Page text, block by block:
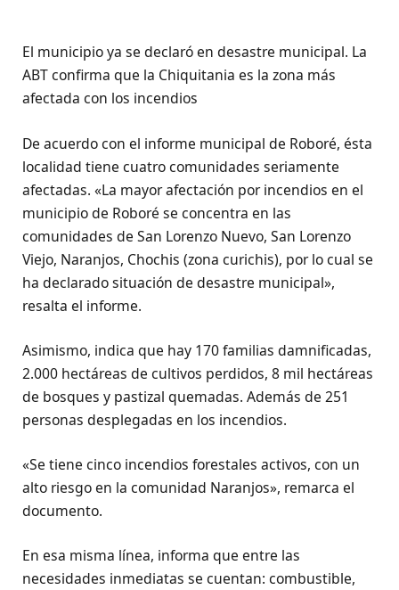
El municipio ya se declaró en desastre municipal. La
ABT confirma que la Chiquitania es la zona más
afectada con los incendios
De acuerdo con el informe municipal de Roboré, ésta
localidad tiene cuatro comunidades seriamente
afectadas. «La mayor afectación por incendios en el
municipio de Roboré se concentra en las
comunidades de San Lorenzo Nuevo, San Lorenzo
Viejo, Naranjos, Chochis (zona curichis), por lo cual se
ha declarado situación de desastre municipal»,
resalta el informe.
Asimismo, indica que hay 170 familias damnificadas,
2.000 hectáreas de cultivos perdidos, 8 mil hectáreas
de bosques y pastizal quemadas. Además de 251
personas desplegadas en los incendios.
«Se tiene cinco incendios forestales activos, con un
alto riesgo en la comunidad Naranjos», remarca el
documento.
En esa misma línea, informa que entre las
necesidades inmediatas se cuentan: combustible,